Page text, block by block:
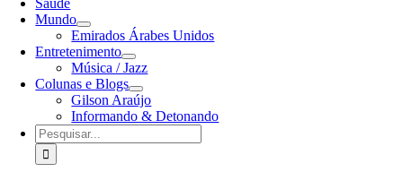
Saúde
Mundo
Emirados Árabes Unidos
Entretenimento
Música / Jazz
Colunas e Blogs
Gilson Araújo
Informando & Detonando
Buscar
resultados
para: